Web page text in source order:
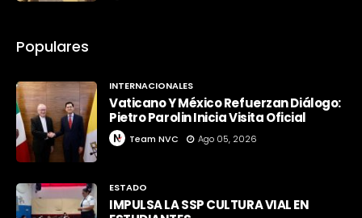
Populares
INTERNACIONALES
Vaticano Y México Refuerzan Diálogo:
Pietro Parolin Inicia Visita Oficial
Team NVC Ago 05, 2026
ESTADO
IMPULSA LA SSP CULTURA VIAL EN